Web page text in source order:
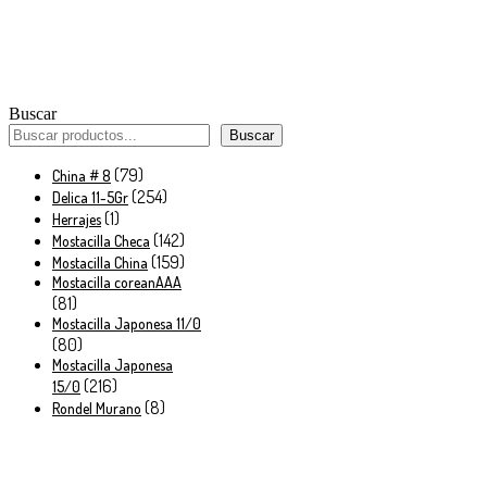
Buscar
Buscar
China # 8 7979
productos
Delica 11-5Gr 254254
Herrajes 11
producto
Mostacilla Checa 142142
productos
Mostacilla China 159159
productos
Mostacilla coreanAAA
8181
productos
Mostacilla Japonesa 11/0
8080
productos
Mostacilla Japonesa
15/0 216216
productos
Rondel Murano 88